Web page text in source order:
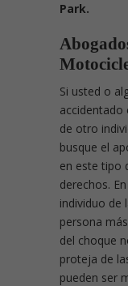
Park.
Si usted o
accidentado
de otro
busque el
en este tipo
derechos.
individuo de
persona
del choque
proteja de
pueden ser